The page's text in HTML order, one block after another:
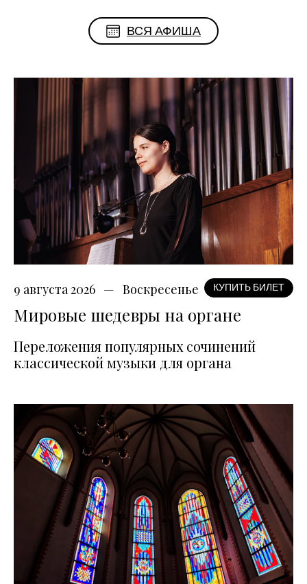
ВСЯ АФИША
9 августа 2026 Воскресенье КУПИТЬ БИЛЕТ
Мировые шедевры на органе
Переложения популярных сочинений
классической музыки для органа